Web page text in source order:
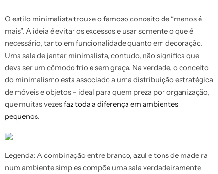
O estilo minimalista trouxe o famoso conceito de “menos é
mais”. A ideia é evitar os excessos e usar somente o que é
necessário, tanto em funcionalidade quanto em decoração.
Uma sala de jantar minimalista, contudo, não significa que
deva ser um cômodo frio e sem graça. Na verdade, o conceito
do minimalismo está associado a uma distribuição estratégica
de móveis e objetos – ideal para quem preza por organização,
que muitas vezesfaz toda a diferença em ambientes
pequenos.
Legenda: A combinação entre branco, azul e tons de madeira
num ambiente simples compõe uma sala verdadeiramente